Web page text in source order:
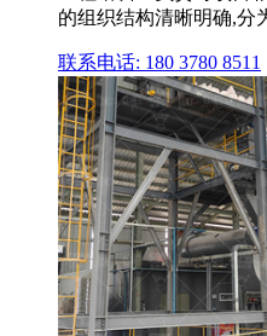
的组织结构清晰明确,分
联系电话: 180 3780 8511